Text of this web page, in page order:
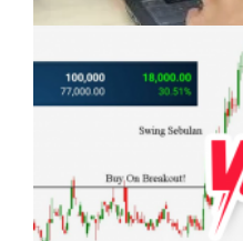
Pelaburan Saham
Suka ‘Stress’